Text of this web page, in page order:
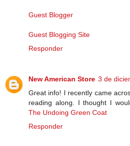
Guest Blogger
Guest Blogging Site
Responder
New American Store 3 de
Great info! I recently came
reading along. I thought I
The Undoing Green Coat
Responder